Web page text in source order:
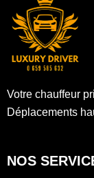
Votre chauffeur
Déplacements
NOS